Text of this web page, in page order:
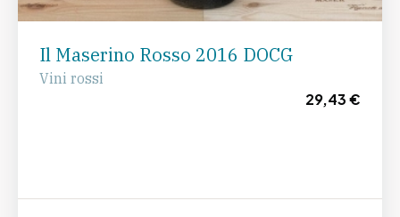
Il Maserino Rosso 2016 DOCG
Vini rossi
29,43 €